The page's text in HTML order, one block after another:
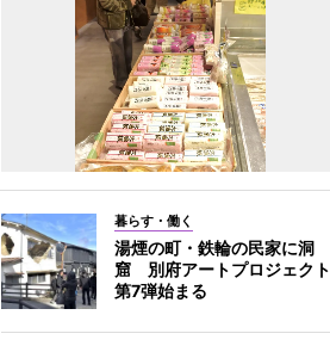
暮らす・働く
湯煙の町・鉄輪の民家に洞
窟 別府アートプロジェクト
第7弾始まる